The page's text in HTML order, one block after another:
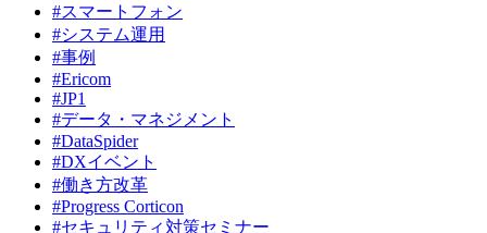
#スマートフォン
#システム運用
#事例
#Ericom
#JP1
#データ・マネジメント
#DataSpider
#DXイベント
#働き方改革
#Progress Corticon
#セキュリティ対策セミナー